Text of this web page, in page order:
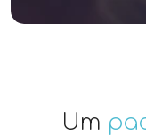
Um